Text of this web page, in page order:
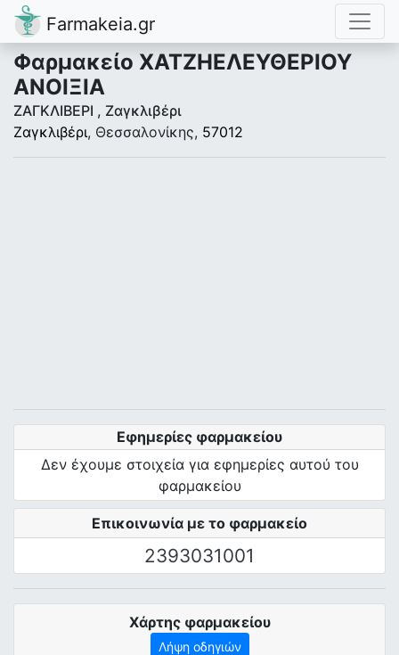
Farmakeia.gr
Φαρμακείο ΧΑΤΖΗΕΛΕΥΘΕΡΙΟΥ
ΑΝΟΙΞΙΑ
ΖΑΓΚΛΙΒΕΡΙ , Ζαγκλιβέρι
Ζαγκλιβέρι, Θεσσαλονίκης, 57012
Επικοινωνία με το φαρμακείο
2393031001
Εφημερίες φαρμακείου
Δεν έχουμε στοιχεία για εφημερίες αυτού του
φαρμακείου
Χάρτης φαρμακείου
Λήψη οδηγιών